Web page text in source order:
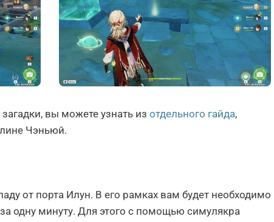
вы можете узнать из отдельного гайда,
Чэньюй.
от порта Илун. В его рамках вам будет необходимо
одну минуту. Для этого с помощью симулякра